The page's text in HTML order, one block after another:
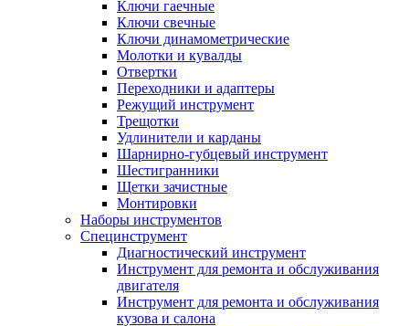
Ключи гаечные
Ключи свечные
Ключи динамометрические
Молотки и кувалды
Отвертки
Переходники и адаптеры
Режущий инструмент
Трещотки
Удлинители и карданы
Шарнирно-губцевый инструмент
Шестигранники
Щетки зачистные
Монтировки
Наборы инструментов
Специнструмент
Диагностический инструмент
Инструмент для ремонта и обслуживания
двигателя
Инструмент для ремонта и обслуживания
кузова и салона